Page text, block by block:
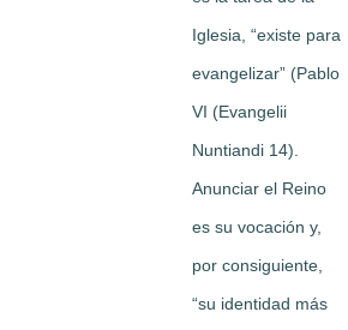
Iglesia, “existe para
evangelizar” (Pablo
VI (Evangelii
Nuntiandi 14).
Anunciar el Reino
es su vocación y,
por consiguiente,
“su identidad más